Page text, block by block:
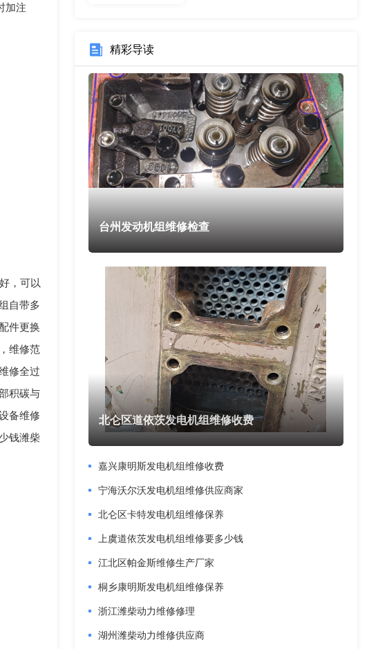
加注
，可以
自带多
件更换
维修范
修全过
积碳与
备维修
钱潍柴
精彩导读
台州发动机组维修检查
北仑区道依茨发电机组维修收费
嘉兴康明斯发电机组维修收费
宁海沃尔沃发电机组维修供应商家
北仑区卡特发电机组维修保养
上虞道依茨发电机组维修要多少钱
江北区帕金斯维修生产厂家
桐乡康明斯发电机组维修保养
浙江潍柴动力维修修理
湖州潍柴动力维修供应商